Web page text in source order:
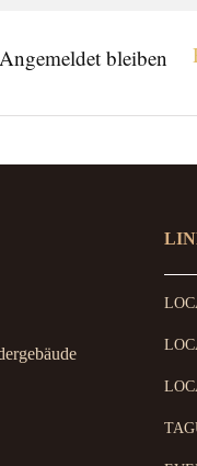
Angemeldet bleiben